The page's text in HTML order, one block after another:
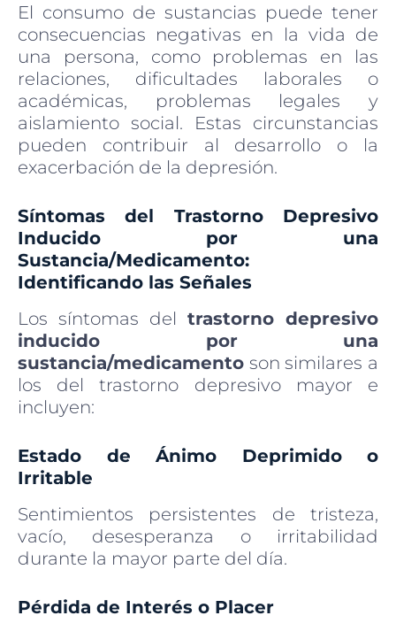
El consumo de sustancias puede tener
consecuencias negativas en la vida de
una persona, como problemas en las
relaciones, dificultades laborales o
académicas, problemas legales y
aislamiento social. Estas circunstancias
pueden contribuir al desarrollo o la
exacerbación de la depresión.
Síntomas del Trastorno Depresivo
Inducido por una
Sustancia/Medicamento:
Identificando las Señales
Los síntomas del trastorno depresivo
inducido por una
sustancia/medicamento son similares a
los del trastorno depresivo mayor e
incluyen:
Estado de Ánimo Deprimido o
Irritable
Sentimientos persistentes de tristeza,
vacío, desesperanza o irritabilidad
durante la mayor parte del día.
Pérdida de Interés o Placer